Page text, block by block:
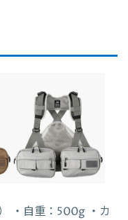
・自重：500g ・カ